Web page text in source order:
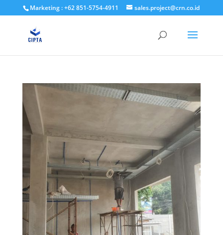
Marketing : +62 851-5754-4911 sales.project@crn.co.id